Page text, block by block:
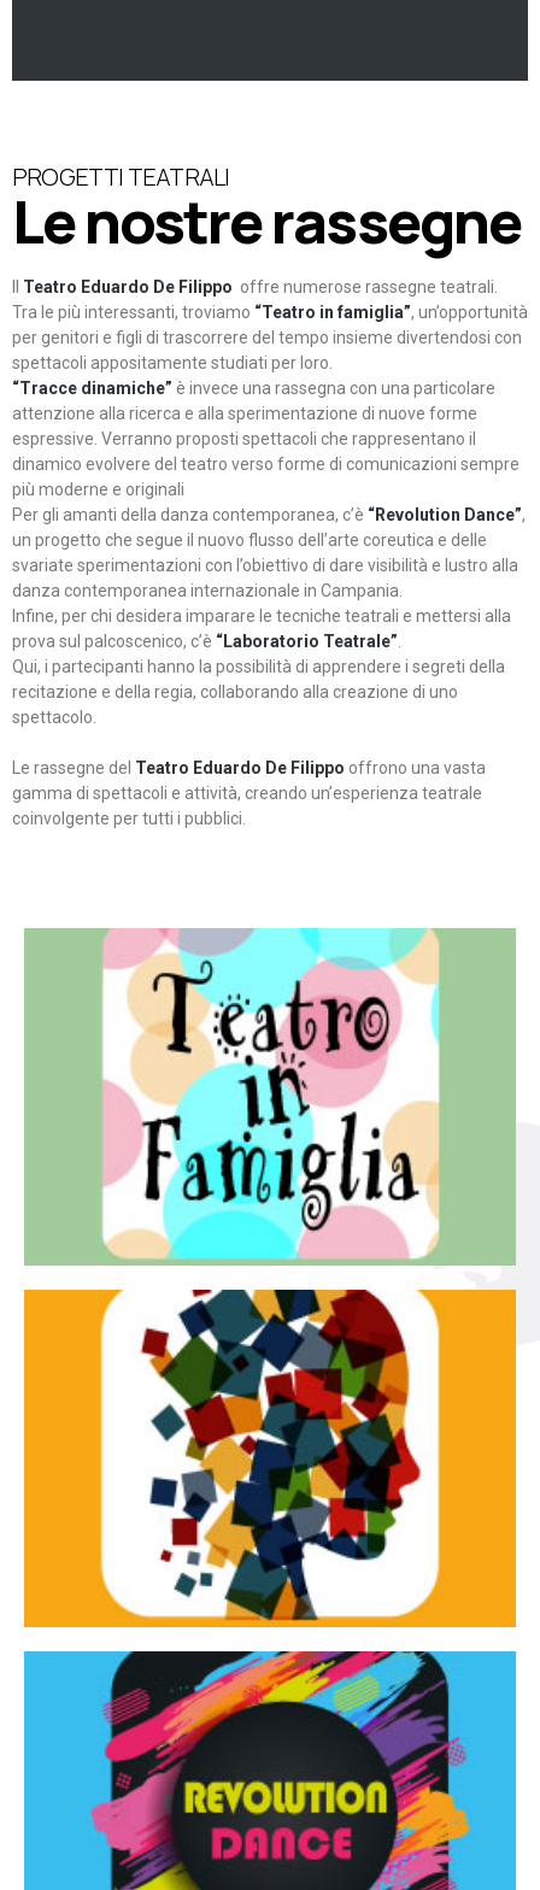
PROGETTI TEATRALI
Le nostre rassegne
Teatro Eduardo De Filippo offre numerose rassegne teatrali.
Tra le più interessanti, troviamo “Teatro in famiglia”, un’opportunità
per genitori e figli di trascorrere del tempo insieme divertendosi con
spettacoli appositamente studiati per loro.
“Tracce dinamiche” è invece una rassegna con una particolare
attenzione alla ricerca e alla sperimentazione di nuove forme
espressive. Verranno proposti spettacoli che rappresentano il
dinamico evolvere del teatro verso forme di comunicazioni sempre
più moderne e originali
Per gli amanti della danza contemporanea, c’è “Revolution Dance”,
un progetto che segue il nuovo flusso dell’arte coreutica e delle
svariate sperimentazioni con l’obiettivo di dare visibilità e lustro alla
danza contemporanea internazionale in Campania.
Infine, per chi desidera imparare le tecniche teatrali e mettersi alla
prova sul palcoscenico, c’è “Laboratorio Teatrale”
Qui, i partecipanti hanno la possibilità di apprendere i segreti della
recitazione e della regia, collaborando alla creazione di uno
spettacolo.
Le rassegne del Teatro Eduardo De Filippo offrono una vasta
gamma di spettacoli e attività, creando un’esperienza teatrale
coinvolgente per tutti i pubblici.
Teatro in famiglia
Teatro In Famiglia è una rassegna di teatro concepita
per far condividere e godere del teatro all’intera
famiglia.
Continua
Tracce dinamiche
Tracce Dinamiche è una rassegna di teatro
d’innovazione e sperimentale.
Continua
Revolution Dance
Rassegna di danza contemporanea – I Edizione